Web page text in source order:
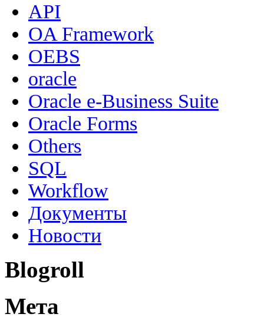
API
OA Framework
OEBS
oracle
Oracle e-Business Suite
Oracle Forms
Others
SQL
Workflow
Документы
Новости
Blogroll
Мета